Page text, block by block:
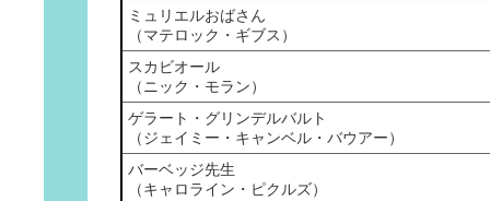
ミュリエルおばさん
（マテロック・ギブス）
スカビオール
（ニック・モラン）
ゲラート・グリンデルバルト
（ジェイミー・キャンベル・バウアー）
バーベッジ先生
（キャロライン・ピクルズ）